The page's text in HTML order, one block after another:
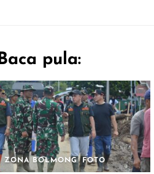
Baca pula:
ZONA BOLMONG FOTO